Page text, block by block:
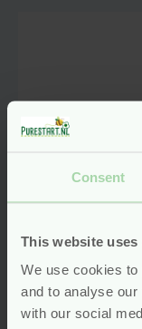
Consent
This website uses
We use cookies
and to analyse
with our social
Wasbare